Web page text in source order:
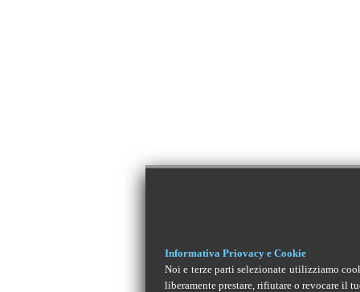
Informativa Priovacy e Cookie
Noi e terze parti selezionate utilizziamo
liberamente prestare, rifiutare o revocare il